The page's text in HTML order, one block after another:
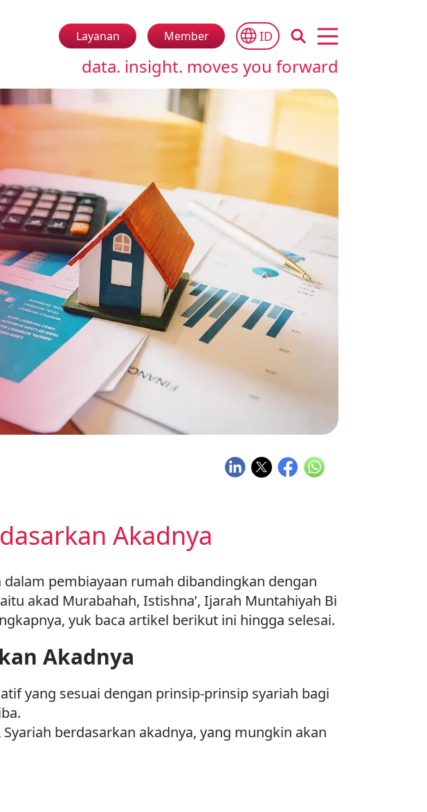
Layanan Member ID Open main menu
data. insight. moves you forward
Akadnya
pembiayaan rumah dibandingkan dengan
akad Murabahah, Istishna’, Ijarah Muntahiyah Bi
yuk baca artikel berikut ini hingga selesai.
Akadnya
yang sesuai dengan prinsip-prinsip syariah bagi
berdasarkan akadnya, yang mungkin akan